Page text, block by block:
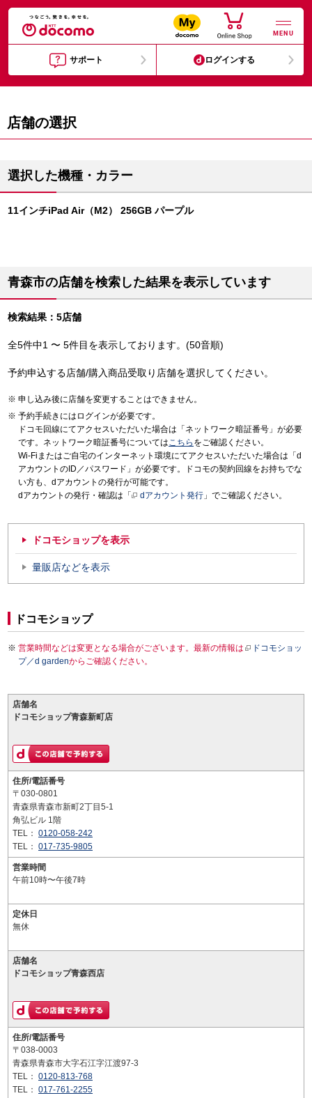
MENU
サポート ログインする
店舗の選択
選択した機種・カラー
11インチiPad Air（M2） 256GB パープル
青森市の店舗を検索した結果を表示しています
検索結果：5店舗
全5件中1 〜 5件目を表示しております。(50音順)
予約申込する店舗/購入商品受取り店舗を選択してください。
申し込み後に店舗を変更することはできません。
予約手続きにはログインが必要です。
ドコモ回線にてアクセスいただいた場合は「ネットワーク暗証番号」が必要
です。ネットワーク暗証番号についてはこちら をご確認ください。
Wi-Fiまたはご自宅のインターネット環境にてアクセスいただいた場合は「d
アカウントのID／パスワード」が必要です。ドコモの契約回線をお持ちでな
い方も、dアカウントの発行が可能です。
dアカウントの発行・確認は「
dアカウント発行 」でご確認ください。
ドコモショップを表示
量販店などを表示
ドコモショップ
営業時間などは変更となる場合がございます。最新の情報は
ドコモショッ
プ／d gardenからご確認ください。
店舗名
ドコモショップ青森新町店
住所/電話番号
〒030-0801
青森県青森市新町2丁目5-1
角弘ビル 1階
TEL： 0120-058-242
TEL： 017-735-9805
営業時間
午前10時〜午後7時
定休日
無休
店舗名
ドコモショップ青森西店
住所/電話番号
〒038-0003
青森県青森市大字石江字江渡97-3
TEL： 0120-813-768
TEL： 017-761-2255